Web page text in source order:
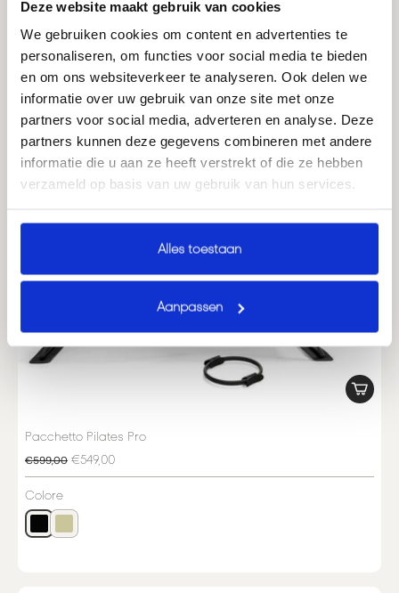
Deze website maakt gebruik van cookies
We gebruiken cookies om content en advertenties te
personaliseren, om functies voor social media te bieden
en om ons websiteverkeer te analyseren. Ook delen we
informatie over uw gebruik van onze site met onze
partners voor social media, adverteren en analyse. Deze
partners kunnen deze gegevens combineren met andere
informatie die u aan ze heeft verstrekt of die ze hebben
verzameld op basis van uw gebruik van hun services.
Alles toestaan
Aanpassen
I nostri bestseller
Pacchetto Pilates Pro
€599,00 €549,00
Colore